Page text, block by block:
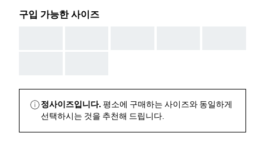
구입 가능한 사이즈
정사이즈입니다. 평소에 구매하는 사이즈와 동일하게
선택하시는 것을 추천해 드립니다.